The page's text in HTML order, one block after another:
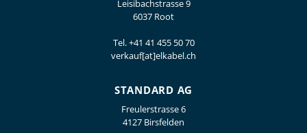
Leisibachstrasse 9
6037 Root
Tel.+41 41 455 50 70
verkauf[at]elkabel.ch
STANDARD AG
Freulerstrasse 6
4127 Birsfelden